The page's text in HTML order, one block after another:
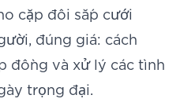
cặp đôi sắp cưới
đúng giá: cách
đồng và xử lý các tình
trọng đại.